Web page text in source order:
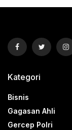
Kategori
Bisnis
Gagasan Ahli
Gercep Polri